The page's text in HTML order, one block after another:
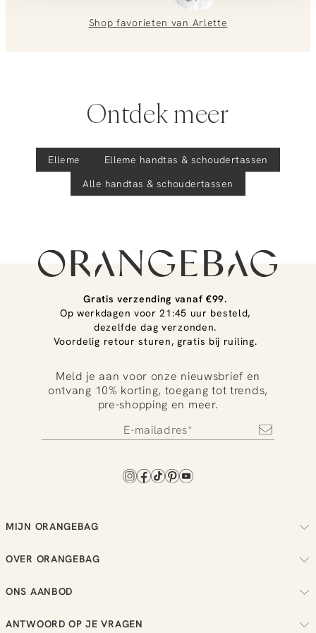
Shop favorieten van Arlette
Ontdek meer
Elleme Elleme handtas & schoudertassen
Alle handtas & schoudertassen
Gratis verzending vanaf €99.
Op werkdagen voor 21:45 uur besteld,
dezelfde dag verzonden.
Voordelig retour sturen, gratis bij ruiling.
Meld je aan voor onze nieuwsbrief en
ontvang 10% korting, toegang tot trends,
pre-shopping en meer.
MIJN ORANGEBAG
Regel je retouren
OVER ORANGEBAG
Duurzaamheid
ONS AANBOD
ANTWOORD OP JE VRAGEN